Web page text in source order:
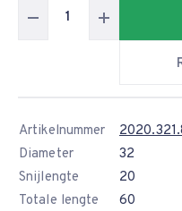
Artikelnummer
Diameter
32
Snijlengte
20
Totale lengte
60